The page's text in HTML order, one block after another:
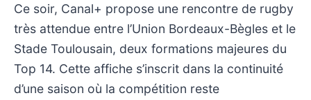
Ce soir, Canal+ propose une rencontre de rugby
très attendue entre l’Union Bordeaux-Bègles et le
Stade Toulousain, deux formations majeures du
Top 14. Cette affiche s’inscrit dans la continuité
d’une saison où la compétition reste